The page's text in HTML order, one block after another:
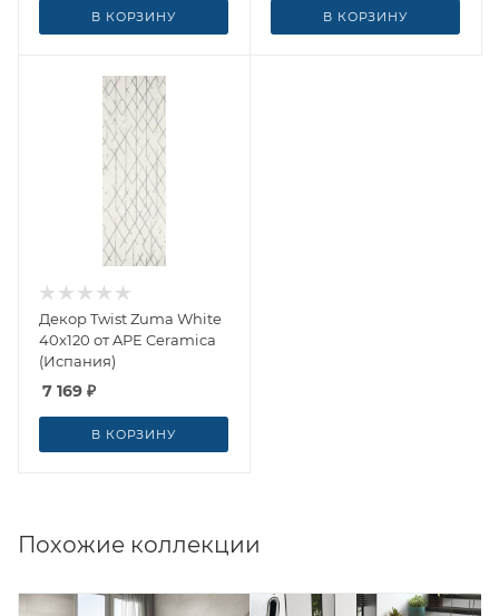
В КОРЗИНУ В КОРЗИНУ
Декор Twist Zuma White
40x120 от APE Ceramica
(Испания)
7 169 ₽
В КОРЗИНУ
Похожие коллекции